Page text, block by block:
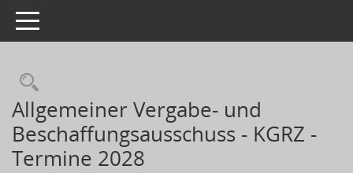
Toggle navigation
Allgemeiner Vergabe- und
Beschaffungsausschuss - KGRZ -
Termine 2028